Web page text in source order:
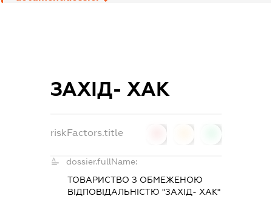
ЗАХІД- ХАК
riskFactors.title
dossier.fullName:
ТОВАРИСТВО З ОБМЕЖЕНОЮ
ВІДПОВІДАЛЬНІСТЮ "ЗАХІД- ХАК"